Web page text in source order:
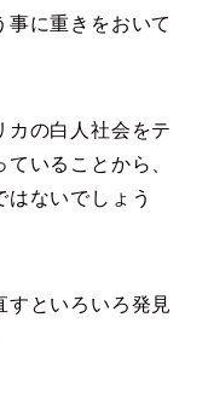
事に重きをおいて
カの白人社会をテ
いることから、
ないでしょう
すといろいろ発見